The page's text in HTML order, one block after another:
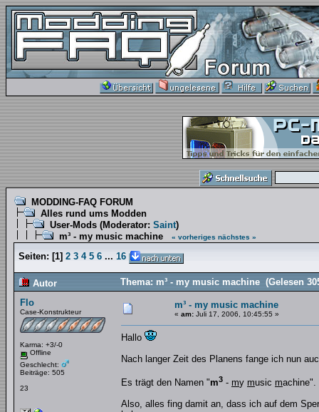
MODDING-FAQ FORUM
Alles rund ums Modden
User-Mods (Moderator: Saint)
m³ - my music machine
« vorheriges nächstes »
Seiten: [1] 2 3 4 5 6 ... 16
Autor
Thema: m³ - my music machine (Gelesen
Flo
Case-Konstrukteur
Karma: +3/-0
Offline
Geschlecht:
Beiträge: 505
23
m³ - my music machine
« am: Juli 17, 2006, 10:45:55 »
Hallo
Nach langer Zeit des Planens fange ich nun
Es trägt den Namen "m3 - my music machine".
Also, alles fing damit an, dass ich auf dem